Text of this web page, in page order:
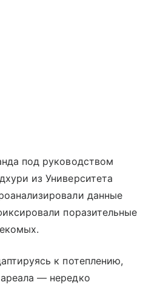
под руководством
из Университета
данные
поразительные
к потеплению,
— нередко